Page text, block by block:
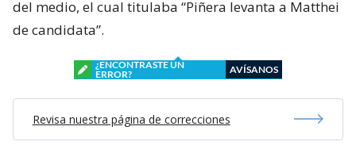
del medio, el cual titulaba “Piñera levanta a Matthei
de candidata”.
¿ENCONTRASTE UN
ERROR?
AVÍSANOS
Revisa nuestra página de correcciones